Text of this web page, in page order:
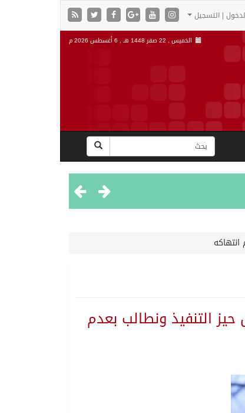
| التسجيل
الخميس , 22 صفر 1448 هـ , 6 أغسطس 2026 م
التنفيذ ونطالب بعدم